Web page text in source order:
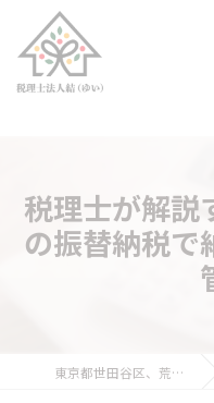
税理士が解説
の振替納税で
東京都世田谷区、荒川区、豊島区の税理士なら税理士法人結（ゆい）